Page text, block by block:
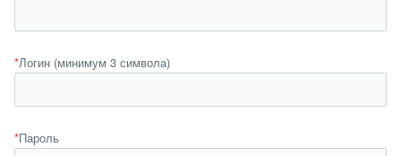
*Логин (минимум 3 символа)
*Пароль